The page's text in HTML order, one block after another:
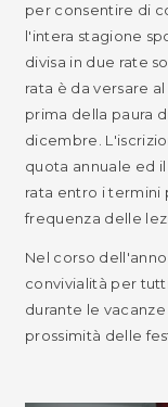
per consentire di
l'intera stagione
divisa in due rate
rata è da versare
prima della paura
dicembre.
quota annuale ed
rata entro i termini
frequenza delle
Nel corso
convivialità per
durante le
prossimità delle